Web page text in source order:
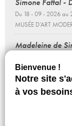
Du 18 - 09 - 2026 au
MUSÉE D’ART
Madeleine de
Du 12 - 06 au 27 - 09
JEU DE PAUME